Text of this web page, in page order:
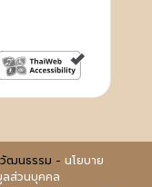
วัฒนธรรม - นโยบาย
ลส่วนบุคคล